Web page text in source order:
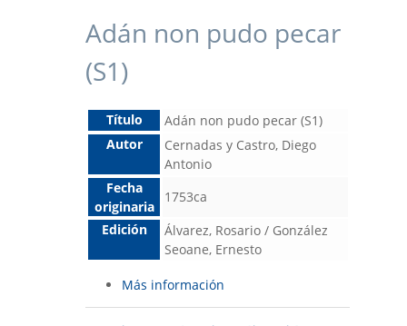
Adán non pudo pecar
(S1)
Título
Adán non pudo pecar (S1)
Autor
Cernadas y Castro, Diego
Antonio
Fecha
originaria
1753ca
Edición
Álvarez, Rosario / González
Seoane, Ernesto
Más información